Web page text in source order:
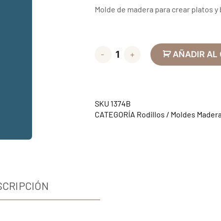
Molde de madera para crear platos y
- + AÑADIR AL
SKU 1374B
CATEGORÍA Rodillos / Moldes